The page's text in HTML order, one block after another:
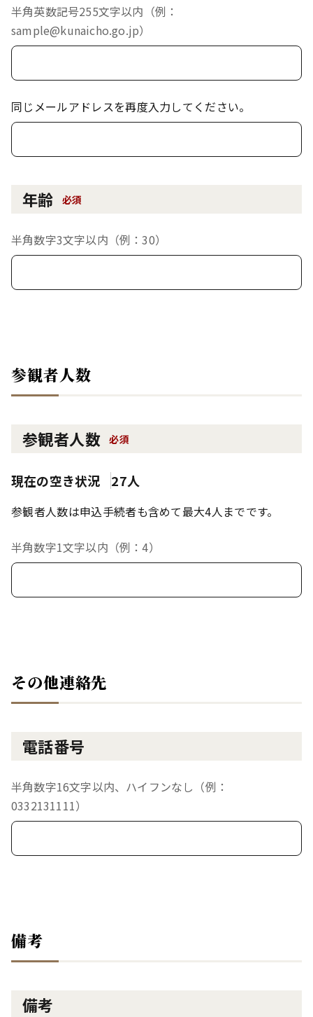
半角英数記号255文字以内（例：
sample@kunaicho.go.jp）
同じメールアドレスを再度入力してください。
年齢 必須
半角数字3文字以内（例：30）
参観者人数
参観者人数 必須
現在の空き状況 27人
参観者人数は申込手続者も含めて最大4人までです。
半角数字1文字以内（例：4）
その他連絡先
電話番号
半角数字16文字以内、ハイフンなし（例：
0332131111）
備考
備考